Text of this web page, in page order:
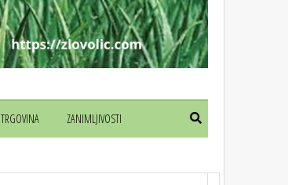
TRGOVINA ZANIMLJIVOSTI